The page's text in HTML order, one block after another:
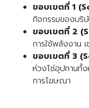
ขอบเขตที่ 1
กิจกรรมของบริษั
ขอบเขตที่ 2
การใช้พลังงาน
ขอบเขตที่ 3
ห่วงโซ่อุปทานทั้
การโฆษณา